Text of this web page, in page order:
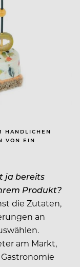
HANDLICHEN
VON EIN
ja bereits
Produkt?
die Zutaten,
an
am Markt,